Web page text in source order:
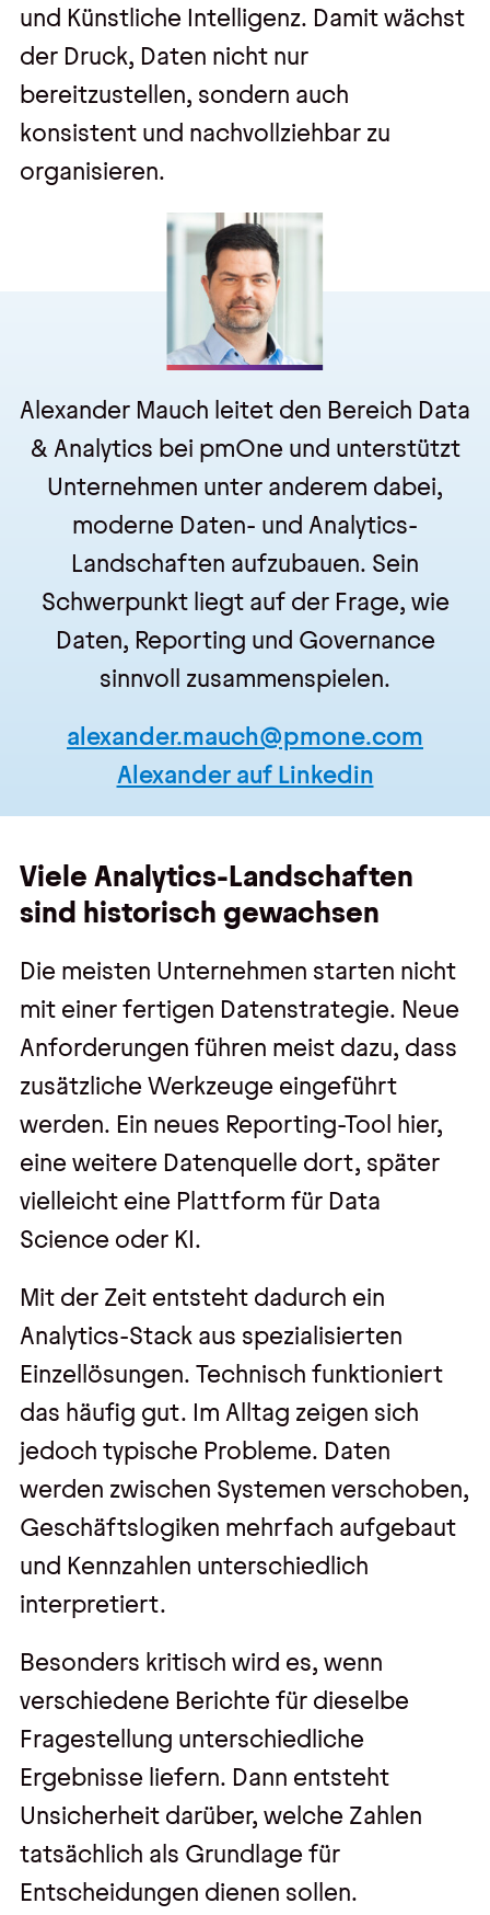
und Künstliche Intelligenz. Damit wächst
der Druck, Daten nicht nur
bereitzustellen, sondern auch
konsistent und nachvollziehbar zu
organisieren.
Alexander Mauch leitet den Bereich Data
& Analytics bei pmOne und unterstützt
Unternehmen unter anderem dabei,
moderne Daten- und Analytics-
Landschaften aufzubauen. Sein
Schwerpunkt liegt auf der Frage, wie
Daten, Reporting und Governance
sinnvoll zusammenspielen.
alexander.mauch@pmone.com
Alexander auf Linkedin
Viele Analytics-Landschaften
sind historisch gewachsen
Die meisten Unternehmen starten nicht
mit einer fertigen Datenstrategie. Neue
Anforderungen führen meist dazu, dass
zusätzliche Werkzeuge eingeführt
werden. Ein neues Reporting-Tool hier,
eine weitere Datenquelle dort, später
vielleicht eine Plattform für Data
Science oder KI.
Mit der Zeit entsteht dadurch ein
Analytics-Stack aus spezialisierten
Einzellösungen. Technisch funktioniert
das häufig gut. Im Alltag zeigen sich
jedoch typische Probleme. Daten
werden zwischen Systemen verschoben,
Geschäftslogiken mehrfach aufgebaut
und Kennzahlen unterschiedlich
interpretiert.
Besonders kritisch wird es, wenn
verschiedene Berichte für dieselbe
Fragestellung unterschiedliche
Ergebnisse liefern. Dann entsteht
Unsicherheit darüber, welche Zahlen
tatsächlich als Grundlage für
Entscheidungen dienen sollen.